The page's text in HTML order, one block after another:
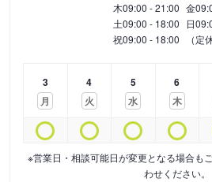
木09:00 - 21:00 金
土09:00 - 18:00 日
祝09:00 - 18:00 （定
3
月
4
火
5
水
6
木
※営業日・相談可能日が変更となる場合も
わせください。